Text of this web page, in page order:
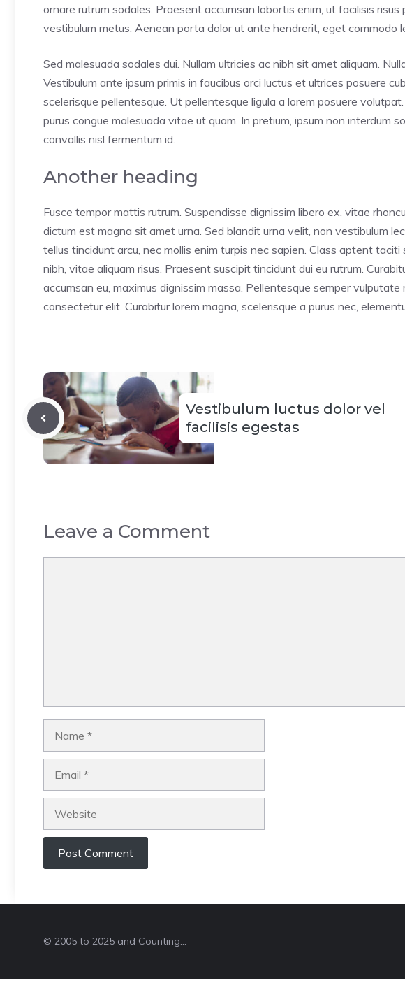
ornare rutrum sodales. Praesent accumsan lobortis enim, ut facilisis
vestibulum metus. Aenean porta dolor ut ante hendrerit, eget commodo
Sed malesuada sodales dui. Nullam ultricies ac nibh sit amet aliquam.
Vestibulum ante ipsum primis in faucibus orci luctus et ultrices posuere
scelerisque pellentesque. Ut pellentesque ligula a lorem posuere
purus congue malesuada vitae ut quam. In pretium, ipsum non interdum
convallis nisl fermentum id.
Another heading
Fusce tempor mattis rutrum. Suspendisse dignissim libero ex, vitae
dictum est magna sit amet urna. Sed blandit urna velit, non vestibulum
tellus tincidunt arcu, nec mollis enim turpis nec sapien. Class aptent
nibh, vitae aliquam risus. Praesent suscipit tincidunt dui eu rutrum.
accumsan eu, maximus dignissim massa. Pellentesque semper
consectetur elit. Curabitur lorem magna, scelerisque a purus nec,
Vestibulum luctus dolor vel
facilisis egestas
Leave a Comment
© 2005 to 2025 and Counting...